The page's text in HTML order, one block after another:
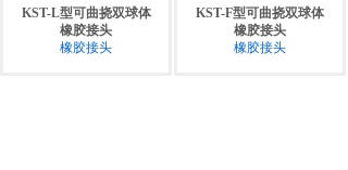
KST-L型可曲挠双球体
橡胶接头
橡胶接头
KST-F型可曲挠双球体
橡胶接头
橡胶接头